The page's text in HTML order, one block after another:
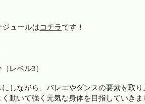
ジュールはコチラです！
レベル3）
にしながら、バレエやダンスの要素を取
動いて強く元気な身体を目指していきま